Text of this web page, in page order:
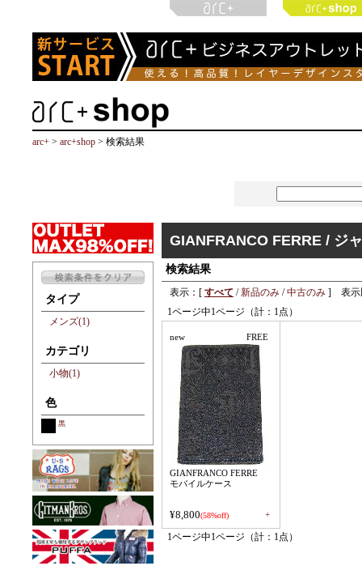
arc+ > arc+shop > 検索結果
タイプ
メンズ(1)
カテゴリ
小物(1)
色
黒
GIANFRANCO FERRE / ジ
検索結果
表示：[ すべて /新品のみ /中古のみ ] 表示
1ページ中1ページ（計：1点）
new FREE
GIANFRANCO FERRE
モバイルケース
¥8,800(58%off) +
1ページ中1ページ（計：1点）